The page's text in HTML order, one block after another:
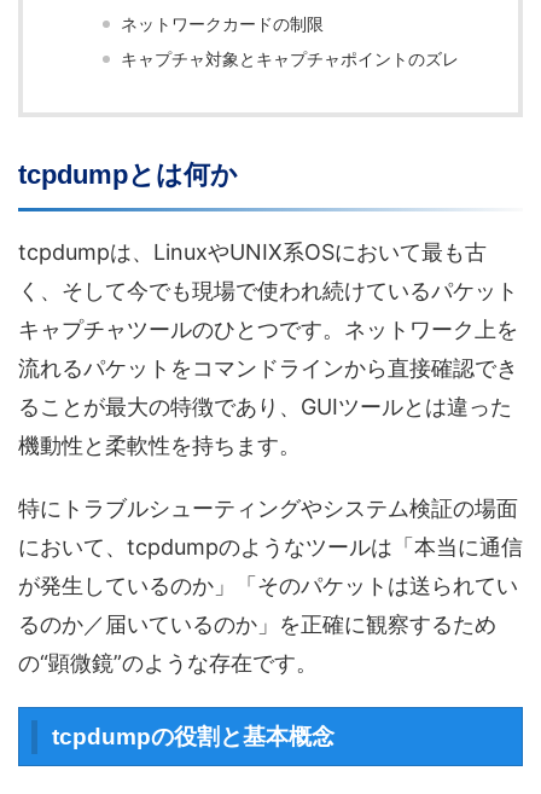
ネットワークカードの制限
キャプチャ対象とキャプチャポイントのズレ
tcpdumpとは何か
tcpdumpは、LinuxやUNIX系OSにおいて最も古
く、そして今でも現場で使われ続けているパケット
キャプチャツールのひとつです。ネットワーク上を
流れるパケットをコマンドラインから直接確認でき
ることが最大の特徴であり、GUIツールとは違った
機動性と柔軟性を持ちます。
特にトラブルシューティングやシステム検証の場面
において、tcpdumpのようなツールは「本当に通信
が発生しているのか」「そのパケットは送られてい
るのか／届いているのか」を正確に観察するため
の“顕微鏡”のような存在です。
tcpdumpの役割と基本概念